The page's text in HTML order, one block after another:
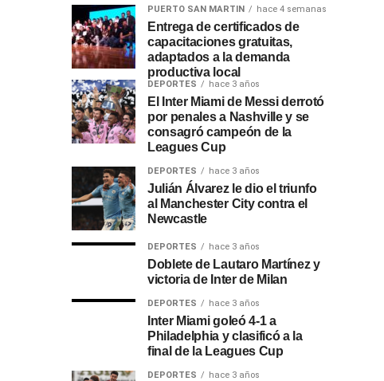
PUERTO SAN MARTIN hace 4 semanas
Entrega de certificados de
capacitaciones gratuitas,
adaptados a la demanda
productiva local
DEPORTES hace 3 años
El Inter Miami de Messi derrotó
por penales a Nashville y se
consagró campeón de la
Leagues Cup
DEPORTES hace 3 años
Julián Álvarez le dio el triunfo
al Manchester City contra el
Newcastle
DEPORTES hace 3 años
Doblete de Lautaro Martínez y
victoria de Inter de Milan
DEPORTES hace 3 años
Inter Miami goleó 4-1 a
Philadelphia y clasificó a la
final de la Leagues Cup
DEPORTES hace 3 años